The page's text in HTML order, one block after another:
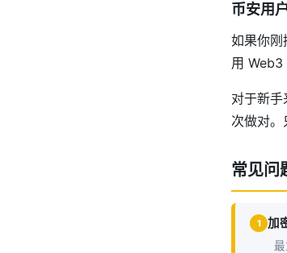
币安用
如果你刚
用 Web3
对于新手
次做对
常见问
1 加